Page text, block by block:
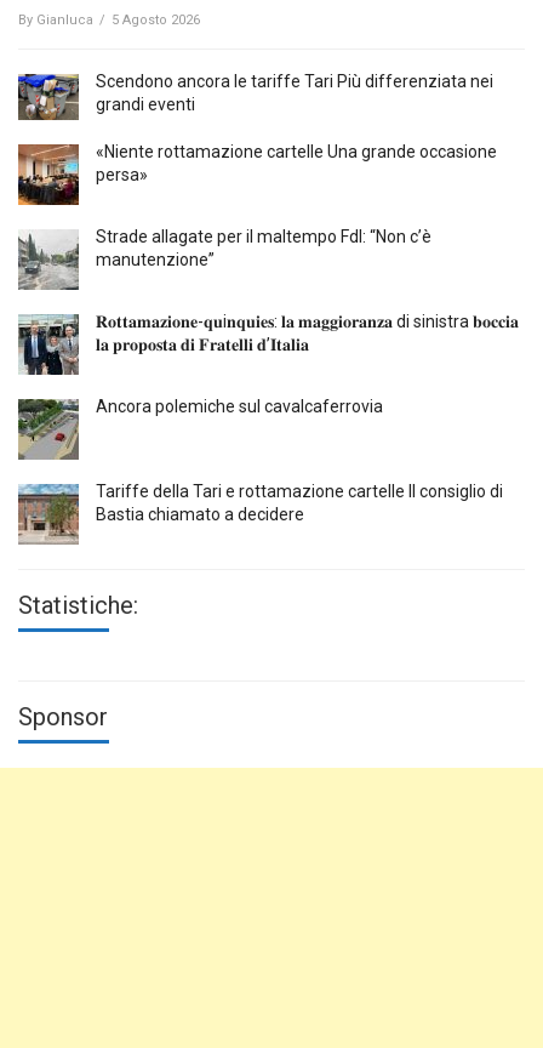
By Gianluca / 5 Agosto 2026
Scendono ancora le tariffe Tari Più differenziata nei
grandi eventi
«Niente rottamazione cartelle Una grande occasione
persa»
Strade allagate per il maltempo FdI: “Non c’è
manutenzione”
𝐑𝐨𝐭𝐭𝐚𝐦𝐚𝐳𝐢𝐨𝐧𝐞-𝐪𝐮i𝐧𝐪𝐮𝐢𝐞𝐬: 𝐥𝐚 𝐦𝐚𝐠𝐠𝐢𝐨𝐫𝐚𝐧𝐳𝐚 di sinistra 𝐛𝐨𝐜𝐜𝐢𝐚
𝐥𝐚 𝐩𝐫𝐨𝐩𝐨𝐬𝐭𝐚 𝐝𝐢 𝐅𝐫𝐚𝐭𝐞𝐥𝐥𝐢 𝐝’𝐈𝐭𝐚𝐥𝐢𝐚
Ancora polemiche sul cavalcaferrovia
Tariffe della Tari e rottamazione cartelle Il consiglio di
Bastia chiamato a decidere
Statistiche:
Sponsor